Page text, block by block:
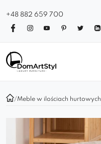
+48 882 659 700
/Meble w ilościach hurtowych